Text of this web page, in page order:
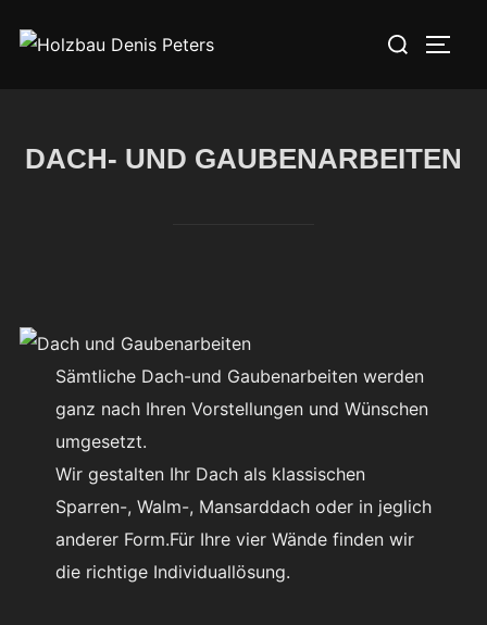
Inhalten
Suchen
DACH- UND GAUBENARBEITEN
Sämtliche Dach-und Gaubenarbeiten werden
ganz nach Ihren Vorstellungen und Wünschen
umgesetzt.
Wir gestalten Ihr Dach als klassischen
Sparren-, Walm-, Mansarddach oder in jeglich
anderer Form.Für Ihre vier Wände finden wir
die richtige Individuallösung.